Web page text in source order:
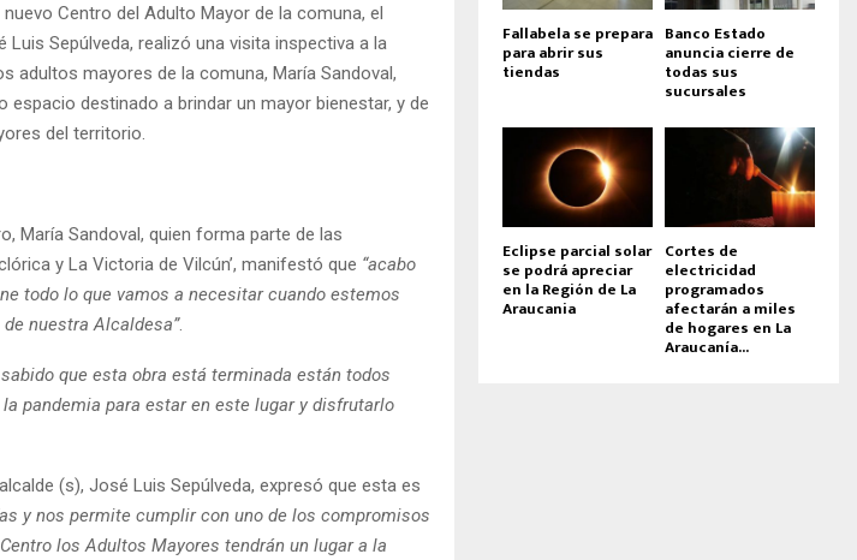
Centro del Adulto Mayor de la comuna, el
Sepúlveda, realizó una visita inspectiva a la
adultos mayores de la comuna, María Sandoval,
espacio destinado a brindar un mayor bienestar, y de
del territorio.
María Sandoval, quien forma parte de las
y La Victoria de Vilcún’, manifestó que “acabo
todo lo que vamos a necesitar cuando estemos
nuestra Alcaldesa”.
sabido que esta obra está terminada están todos
pandemia para estar en este lugar y disfrutarlo
(s), José Luis Sepúlveda, expresó que esta es
y nos permite cumplir con uno de los compromisos
los Adultos Mayores tendrán un lugar a la
Fallabela se prepara
para abrir sus
tiendas
Banco Estado
anuncia cierre de
todas sus
sucursales
Eclipse parcial solar
se podrá apreciar
en la Región de La
Araucania
Cortes de
electricidad
programados
afectarán a miles
de hogares en La
Araucanía...